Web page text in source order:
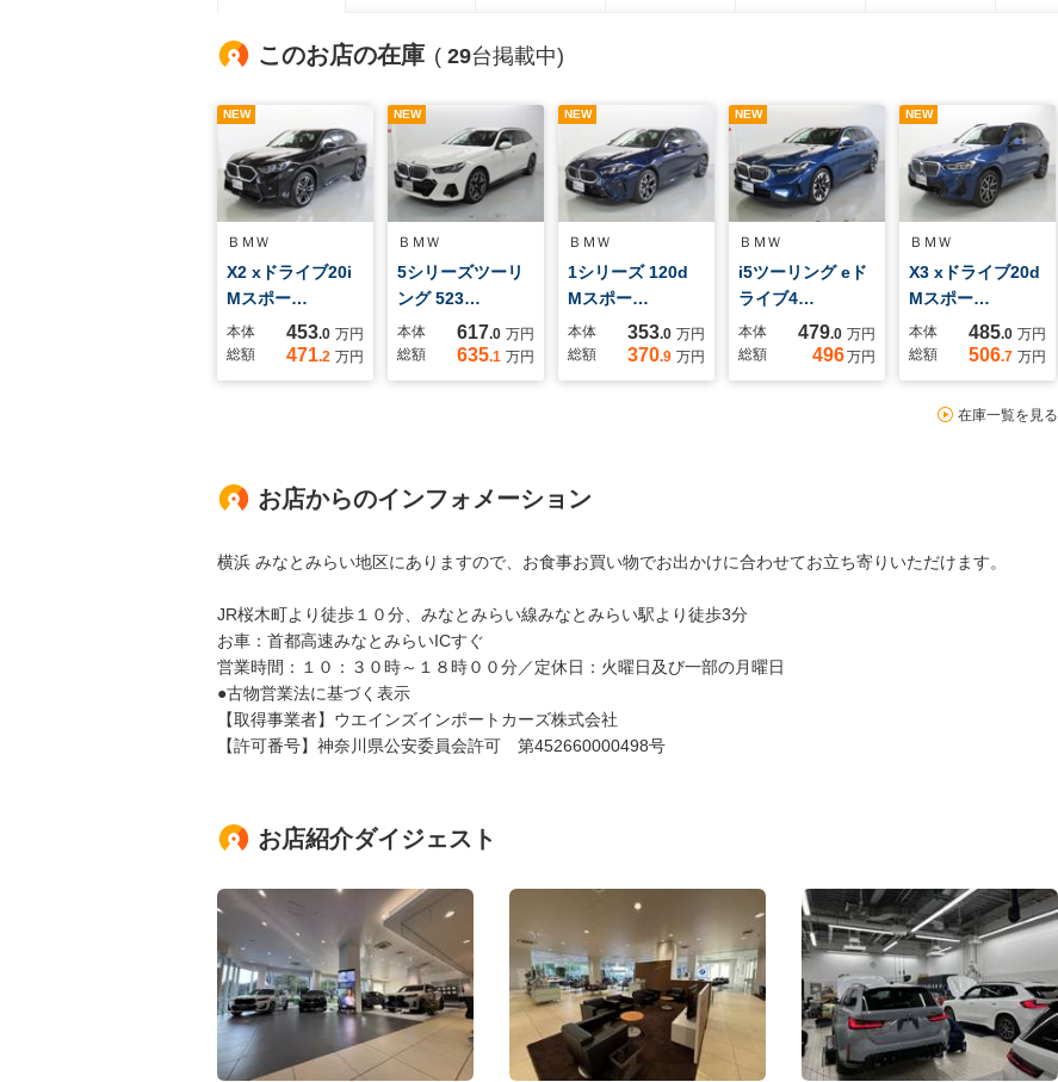
このお店の在庫 ( 29台掲載中)
NEW
ＢＭＷ
X2 xドライブ20i
Mスポー…
本体 453.0 万円
総額
471.2 万円
NEW
ＢＭＷ
5シリーズツーリ
ング 523…
本体 617.0 万円
総額
635.1 万円
NEW
ＢＭＷ
1シリーズ 120d
Mスポー…
本体 353.0 万円
総額
370.9 万円
NEW
ＢＭＷ
i5ツーリング eド
ライブ4…
本体 479.0 万円
総額
496万円
NEW
ＢＭＷ
X3 xドライブ20d
Mスポー…
本体 485.0 万円
総額
506.7 万円
在庫一覧を見る
お店からのインフォメーション
横浜 みなとみらい地区にありますので、お食事お買い物でお出かけに合わせてお立ち寄りいただけます。
JR桜木町より徒歩１０分、みなとみらい線みなとみらい駅より徒歩3分
お車：首都高速みなとみらいICすぐ
営業時間：１０：３０時～１８時００分／定休日：火曜日及び一部の月曜日
●古物営業法に基づく表示
【取得事業者】ウエインズインポートカーズ株式会社
【許可番号】神奈川県公安委員会許可 第452660000498号
お店紹介ダイジェスト